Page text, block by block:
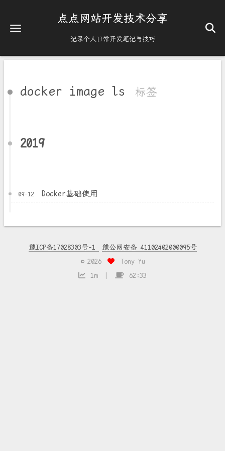
点点网站开发技术分享
记录个人日常开发笔记与技巧
docker image ls 标签
2019
09-12 Docker基础使用
豫ICP备17028303号-1
豫公网安备 41102402000095号
© 2026
Tony Yu
1m
62:33